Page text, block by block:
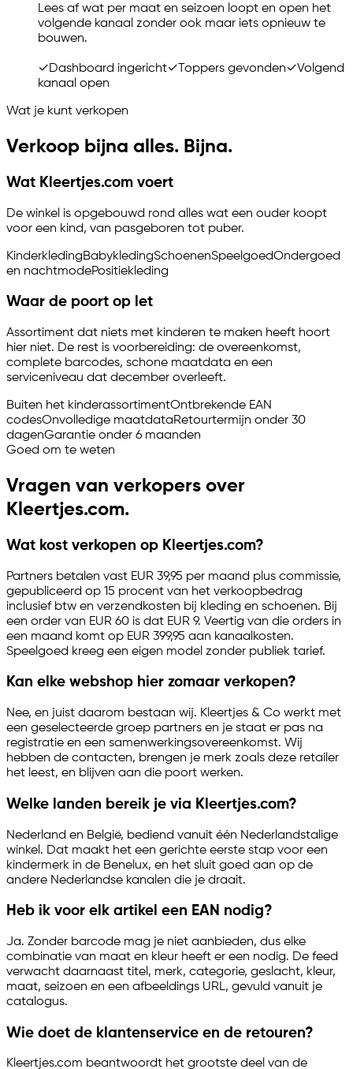
Lees af wat per maat en seizoen loopt en open het
volgende kanaal zonder ook maar iets opnieuw te
bouwen.
✓Dashboard ingericht✓ Toppers gevonden✓Volgend
kanaal open
Wat je kunt verkopen
Verkoop bijna alles. Bijna.
Wat Kleertjes.com voert
De winkel is opgebouwd rond alles wat een ouder koopt
voor een kind, van pasgeboren tot puber.
KinderkledingBabykledingSchoenenSpeelgoedOndergoed
en nachtmodePositiekleding
Waar de poort op let
Assortiment dat niets met kinderen te maken heeft hoort
hier niet. De rest is voorbereiding: de overeenkomst,
complete barcodes, schone maatdata en een
serviceniveau dat december overleeft.
Buiten het kinderassortimentOntbrekende EAN
codesOnvolledige maatdataRetourtermijn onder 30
dagenGarantie onder 6 maanden
Goed om te weten
Vragen van verkopers over
Kleertjes.com.
Wat kost verkopen op Kleertjes.com?
Partners betalen vast EUR 39,95 per maand plus commissie,
gepubliceerd op 15 procent van het verkoopbedrag
inclusief btw en verzendkosten bij kleding en schoenen. Bij
een order van EUR 60 is dat EUR 9. Veertig van die orders in
een maand komt op EUR 399,95 aan kanaalkosten.
Speelgoed kreeg een eigen model zonder publiek tarief.
Kan elke webshop hier zomaar verkopen?
Nee, en juist daarom bestaan wij. Kleertjes & Co werkt met
een geselecteerde groep partners en je staat er pas na
registratie en een samenwerkingsovereenkomst. Wij
hebben de contacten, brengen je merk zoals deze retailer
het leest, en blijven aan die poort werken.
Welke landen bereik je via Kleertjes.com?
Nederland en België, bediend vanuit één Nederlandstalige
winkel. Dat maakt het een gerichte eerste stap voor een
kindermerk in de Benelux, en het sluit goed aan op de
andere Nederlandse kanalen die je draait.
Heb ik voor elk artikel een EAN nodig?
Ja. Zonder barcode mag je niet aanbieden, dus elke
combinatie van maat en kleur heeft er een nodig. De feed
verwacht daarnaast titel, merk, categorie, geslacht, kleur,
maat, seizoen en een afbeeldings URL, gevuld vanuit je
catalogus.
Wie doet de klantenservice en de retouren?
Kleertjes.com beantwoordt het grootste deel van de